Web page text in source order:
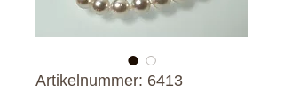
Artikelnummer: 6413